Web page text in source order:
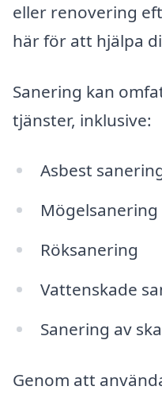
eller renovering
här för att hjälpa
Sanering kan
tjänster, inklusive:
Asbest
Mögelsanering
Röksanering
Vattenskade
Sanering av
Genom att